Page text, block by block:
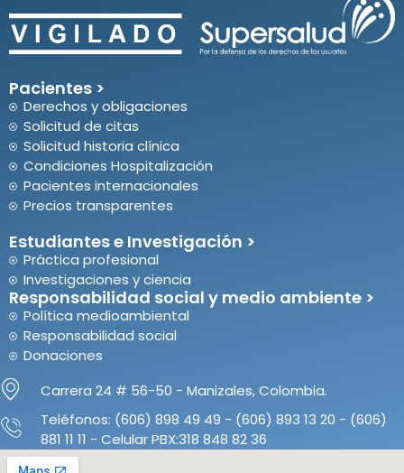
Pacientes >
Derechos y obligaciones
Solicitud de citas
Solicitud historia clínica
Condiciones Hospitalización
Pacientes internacionales
Precios transparentes
Estudiantes e Investigación >
Práctica profesional
Investigaciones y ciencia
Responsabilidad social y medio ambiente >
Política medioambiental
Responsabilidad social
Donaciones
Carrera 24 # 56-50 - Manizales, Colombia.
Teléfonos: (606) 898 49 49 - (606) 893 13 20 - (606)
881 11 11 - Celular PBX:318 848 82 36